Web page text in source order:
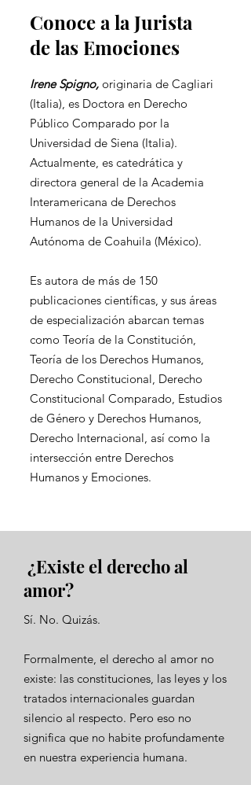
Conoce a la Jurista
de las Emociones
Irene Spigno, originaria de Cagliari
(Italia), es Doctora en Derecho
Público Comparado por la
Universidad de Siena (Italia).
Actualmente, es catedrática y
directora general de la Academia
Interamericana de Derechos
Humanos de la Universidad
Autónoma de Coahuila (México).
Es autora de más de 150
publicaciones científicas, y sus áreas
de especialización abarcan temas
como Teoría de la Constitución,
Teoría de los Derechos Humanos,
Derecho Constitucional, Derecho
Constitucional Comparado, Estudios
de Género y Derechos Humanos,
Derecho Internacional, así como la
intersección entre Derechos
Humanos y Emociones.
¿Existe el derecho al
amor?
Sí. No. Quizás.
Formalmente, el derecho al amor no
existe: las constituciones, las leyes y los
tratados internacionales guardan
silencio al respecto. Pero eso no
significa que no habite profundamente
en nuestra experiencia humana.